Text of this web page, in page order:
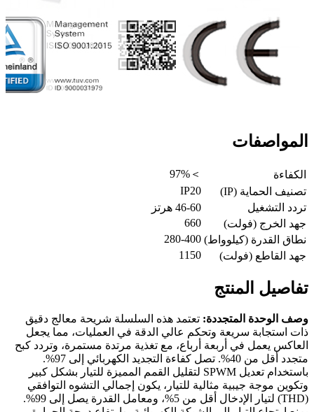
المواصفات
الكفاءة
＞97%
تصنيف الحماية (IP)
IP20
تردد التشغيل
46-60 هرتز
جهد الخرج (فولت)
660
نطاق القدرة (كيلوواط) 280-400
جهد القاطع (فولت)
1150
تفاصيل المنتج
وصف الوحدة المتجددة: تعتمد هذه السلسلة شريحة معالج دقيق
ذات استجابة سريعة وتحكم عالي الدقة في العمليات، مما يجعل
العاكس يعمل في أربعة أرباع، مع تغذية مرتدة مستمرة، وتردد كبح
متجدد أقل من 40%. تصل كفاءة التجديد الكهربائي إلى 97%.
باستخدام تعديل SPWM لتقليل القمم المميزة للتيار بشكل كبير
وتكوين موجة جيبية مثالية للتيار، يكون إجمالي التشوه التوافقي
(THD) لتيار الإدخال أقل من 5%، ومعامل القدرة يصل إلى 99%.